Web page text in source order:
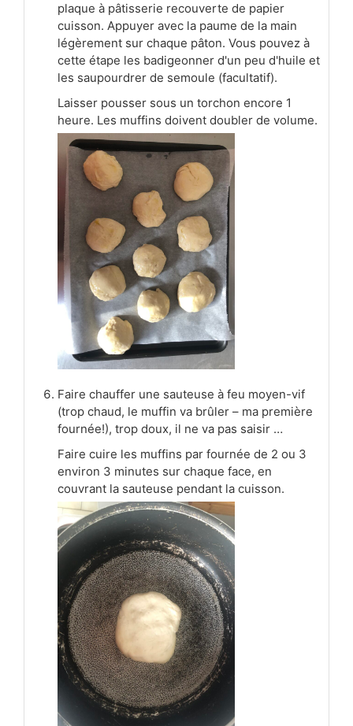
plaque à pâtisserie recouverte de papier
cuisson. Appuyer avec la paume de la main
légèrement sur chaque pâton. Vous pouvez à
cette étape les badigeonner d'un peu d'huile et
les saupourdrer de semoule (facultatif).
Laisser pousser sous un torchon encore 1
heure. Les muffins doivent doubler de volume.
Faire chauffer une sauteuse à feu moyen-vif
(trop chaud, le muffin va brûler – ma première
fournée!), trop doux, il ne va pas saisir …
Faire cuire les muffins par fournée de 2 ou 3
environ 3 minutes sur chaque face, en
couvrant la sauteuse pendant la cuisson.